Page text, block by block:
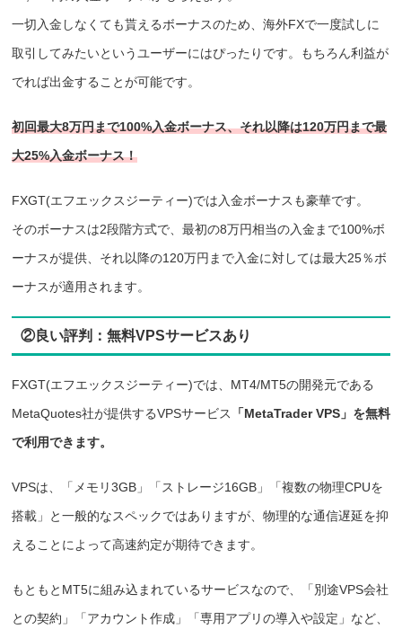
一切入金しなくても貰えるボーナスのため、海外FXで一度試しに
取引してみたいというユーザーにはぴったりです。もちろん利益が
でれば出金することが可能です。
初回最大8万円まで100%入金ボーナス、それ以降は120万円まで最
大25%入金ボーナス！
FXGT(エフエックスジーティー)では入金ボーナスも豪華です。
そのボーナスは2段階方式で、最初の8万円相当の入金まで100%ボ
ーナスが提供、 それ以降の120万円まで入金に対しては最大25％ボ
ーナスが適用されます。
②良い評判：無料VPSサービスあり
FXGT(エフエックスジーティー)では、MT4/MT5の開発元である
MetaQuotes社が提供するVPSサービス
「MetaTrader VPS」を無料
で利用できます。
VPSは、「メモリ3GB」「ストレージ16GB」「複数の物理CPUを
搭載」と一般的なスペックではありますが、物理的な通信遅延を抑
えることによって高速約定が期待できます。
もともとMT5に組み込まれているサービスなので、「別途VPS会社
との契約」「アカウント作成」「専用アプリの導入や設定」など、